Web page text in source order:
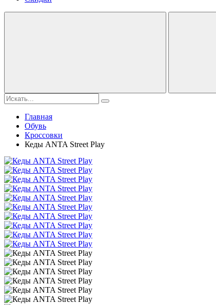
Главная
Обувь
Кроссовки
Кеды ANTA Street Play